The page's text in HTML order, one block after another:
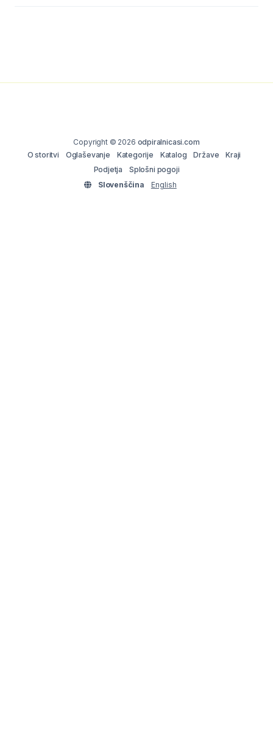
Copyright © 2026 odpiralnicasi.com
O storitvi
Oglaševanje Kategorije Katalog Države
Kraji
Podjetja
Splošni pogoji
Slovenščina
English